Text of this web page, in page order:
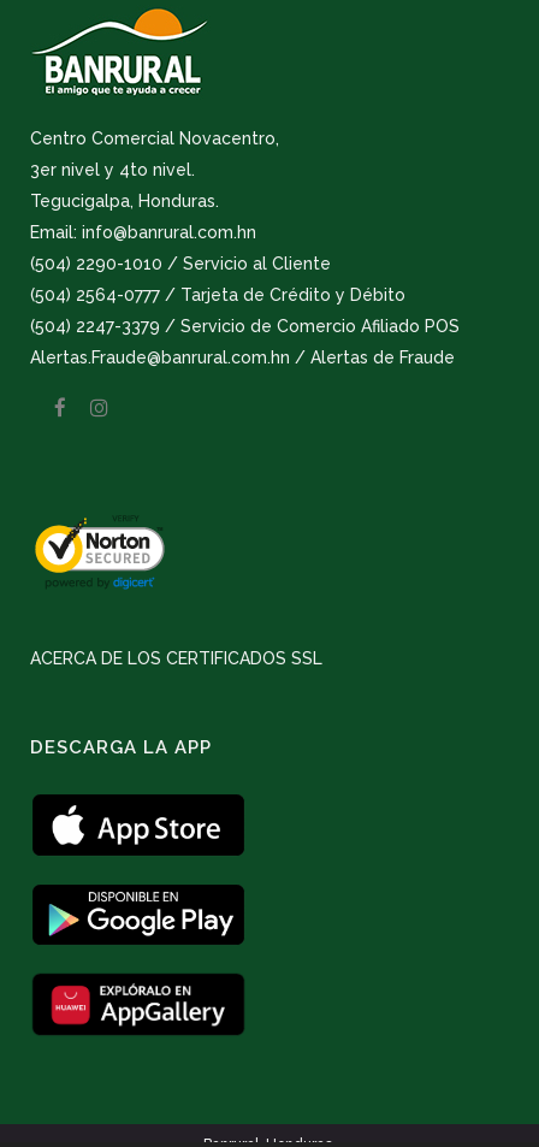
Centro Comercial Novacentro,
3er nivel y 4to nivel.
Tegucigalpa, Honduras.
Email: info@banrural.com.hn
(504) 2290-1010 / Servicio al Cliente
(504) 2564-0777 / Tarjeta de Crédito y Débito
(504) 2247-3379 / Servicio de Comercio Afiliado POS
Alertas.Fraude@banrural.com.hn / Alertas de Fraude
ACERCA DE LOS CERTIFICADOS SSL
DESCARGA LA APP